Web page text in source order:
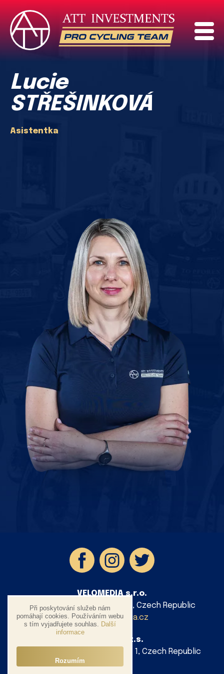
Lucie
STŘEŠINKOVÁ
Asistentka
VELOMEDIA s.r.o.
Rybná 732/25, 110 00 Praha 1, Czech Republic
info@velomedia.cz
AG Cycling z.s.
Platnéřská 88/9, 110 00 Praha 1, Czech Republic
Při poskytování služeb nám
pomáhají cookies. Používáním webu
s tím vyjadřujete souhlas. Další
informace
Rozumím